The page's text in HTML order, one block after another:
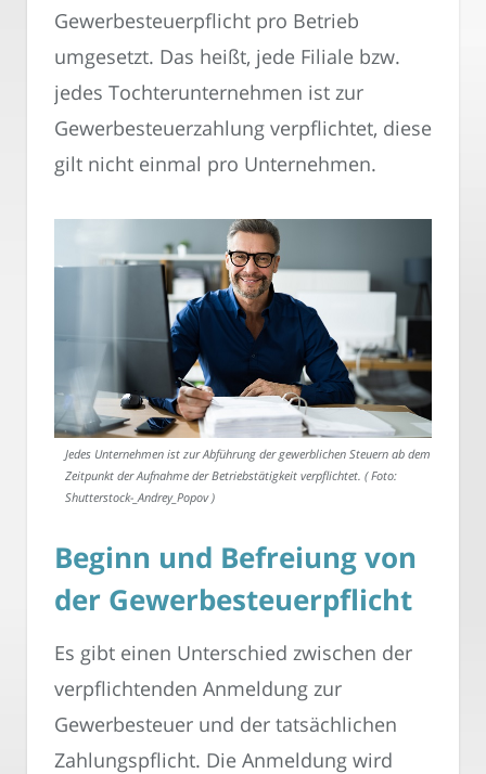
Gewerbesteuerpflicht pro Betrieb
umgesetzt. Das heißt, jede Filiale bzw.
jedes Tochterunternehmen ist zur
Gewerbesteuerzahlung verpflichtet, diese
gilt nicht einmal pro Unternehmen.
Jedes Unternehmen ist zur Abführung der gewerblichen Steuern ab dem
Zeitpunkt der Aufnahme der Betriebstätigkeit verpflichtet. ( Foto:
Shutterstock-_Andrey_Popov )
Beginn und Befreiung von
der Gewerbesteuerpflicht
Es gibt einen Unterschied zwischen der
verpflichtenden Anmeldung zur
Gewerbesteuer und der tatsächlichen
Zahlungspflicht. Die Anmeldung wird